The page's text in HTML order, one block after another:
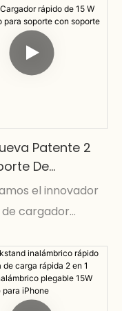
cargador rápido
diseñado para
exclusivo soporte
de pie de
se carga de
Patente 2
De
Inalámbrico
Rápido De 15
Para
Con Soporte
el innovador
cargador
patente de
cuenta con un
rápido de 15 W y